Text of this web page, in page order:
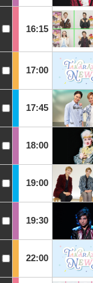
16:15
17:00
17:45
18:00
19:00
19:30
22:00